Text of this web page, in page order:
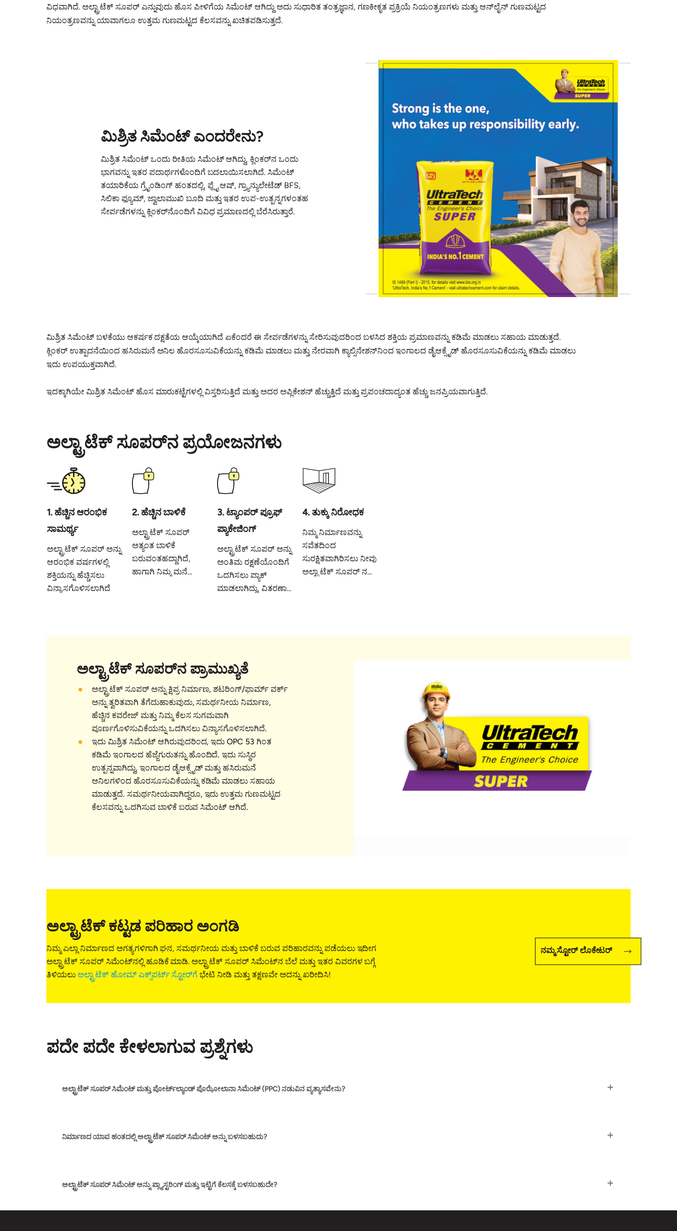
ವಿಧವಾಗಿದೆ. ಅಲ್ಟ್ರಾಟೆಕ್ ಸೂಪರ್ ಎನ್ನುವುದು ಹೊಸ ಪೀಳಿಗೆಯ ಸಿಮೆಂಟ್ ಆಗಿದ್ದು ಅದು ಸುಧಾರಿತ ತಂತ್ರಜ್ಞಾನ, ಗಣಕೀಕೃತ ಪ್ರಕ್ರಿಯೆ ನಿಯಂತ್ರಣಗಳು ಮತ್ತು ಆನ್‌ಲೈನ್ ಗುಣಮಟ್ಟದ
ನಿಯಂತ್ರಣವನ್ನು ಯಾವಾಗಲೂ ಉತ್ತಮ ಗುಣಮಟ್ಟದ ಕೆಲಸವನ್ನು ಖಚಿತಪಡಿಸುತ್ತದೆ.
ಮಿಶ್ರಿತ ಸಿಮೆಂಟ್ ಎಂದರೇನು?
ಮಿಶ್ರಿತ ಸಿಮೆಂಟ್ ಒಂದು ರೀತಿಯ ಸಿಮೆಂಟ್ ಆಗಿದ್ದು, ಕ್ಲಿಂಕರ್‌ನ ಒಂದು
ಭಾಗವನ್ನು ಇತರ ಪದಾರ್ಥಗಳೊಂದಿಗೆ ಬದಲಾಯಿಸಲಾಗಿದೆ. ಸಿಮೆಂಟ್
ತಯಾರಿಕೆಯ ಗ್ರೈಂಡಿಂಗ್ ಹಂತದಲ್ಲಿ, ಫ್ಲೈ ಆಷ್, ಗ್ರ್ಯಾನ್ಯುಲೇಟೆಡ್ BFS,
ಸಿಲಿಕಾ ಫ್ಯೂಮ್, ಜ್ವಾಲಾಮುಖಿ ಬೂದಿ ಮತ್ತು ಇತರ ಉಪ-ಉತ್ಪನ್ನಗಳಂತಹ
ಸೇರ್ಪಡೆಗಳನ್ನು ಕ್ಲಿಂಕರ್‌ನೊಂದಿಗೆ ವಿವಿಧ ಪ್ರಮಾಣದಲ್ಲಿ ಬೆರೆಸಿರುತ್ತಾರೆ.
ಮಿಶ್ರಿತ ಸಿಮೆಂಟ್ ಬಳಕೆಯು ಆಕರ್ಷಕ ದಕ್ಷತೆಯ ಆಯ್ಕೆಯಾಗಿದೆ ಏಕೆಂದರೆ ಈ ಸೇರ್ಪಡೆಗಳನ್ನು ಸೇರಿಸುವುದರಿಂದ ಬಳಸಿದ ಶಕ್ತಿಯ ಪ್ರಮಾಣವನ್ನು ಕಡಿಮೆ ಮಾಡಲು ಸಹಾಯ ಮಾಡುತ್ತದೆ.
ಕ್ಲಿಂಕರ್ ಉತ್ಪಾದನೆಯಿಂದ ಹಸಿರುಮನೆ ಅನಿಲ ಹೊರಸೂಸುವಿಕೆಯನ್ನು ಕಡಿಮೆ ಮಾಡಲು ಮತ್ತು ನೇರವಾಗಿ ಕ್ಯಾಲ್ಸಿನೇಶನ್‌ನಿಂದ ಇಂಗಾಲದ ಡೈಆಕ್ಸೈಡ್ ಹೊರಸೂಸುವಿಕೆಯನ್ನು ಕಡಿಮೆ ಮಾಡಲು
ಇದು ಉಪಯುಕ್ತವಾಗಿದೆ.
ಇದಕ್ಕಾಗಿಯೇ ಮಿಶ್ರಿತ ಸಿಮೆಂಟ್ ಹೊಸ ಮಾರುಕಟ್ಟೆಗಳಲ್ಲಿ ವಿಸ್ತರಿಸುತ್ತಿದೆ ಮತ್ತು ಅದರ ಅಪ್ಲಿಕೇಶನ್ ಹೆಚ್ಚುತ್ತಿದೆ ಮತ್ತು ಪ್ರಪಂಚದಾದ್ಯಂತ ಹೆಚ್ಚು ಜನಪ್ರಿಯವಾಗುತ್ತಿದೆ.
ಅಲ್ಟ್ರಾಟೆಕ್ ಸೂಪರ್‌ನ ಪ್ರಯೋಜನಗಳು
1. ಹೆಚ್ಚಿನ ಆರಂಭಿಕ
ಸಾಮರ್ಥ್ಯ
ಅಲ್ಟ್ರಾಟೆಕ್ ಸೂಪರ್ ಅನ್ನು
ಆರಂಭಿಕ ವರ್ಷಗಳಲ್ಲಿ
ಶಕ್ತಿಯನ್ನು ಹೆಚ್ಚಿಸಲು
ವಿನ್ಯಾಸಗೊಳಿಸಲಾಗಿದೆ
2. ಹೆಚ್ಚಿನ ಬಾಳಿಕೆ
ಅಲ್ಟ್ರಾಟೆಕ್ ಸೂಪರ್
ಅತ್ಯಂತ ಬಾಳಿಕೆ
ಬರುವಂತಹದ್ದಾಗಿದೆ,
ಹಾಗಾಗಿ ನಿಮ್ಮ ಮನೆ
3. ಟ್ಯಾಂಪರ್ ಪ್ರೂಫ್
ಪ್ಯಾಕೇಜಿಂಗ್
ಅಲ್ಟ್ರಾಟೆಕ್ ಸೂಪರ್ ಅನ್ನು
ಅಂತಿಮ ರಕ್ಷಣೆಯೊಂದಿಗೆ
ಒದಗಿಸಲು ಪ್ಯಾಕ್
ಮಾಡಲಾಗಿದ್ದು, ವಿತರಣಾ
4. ತುಕ್ಕು ನಿರೋಧಕ
ನಿಮ್ಮ ನಿರ್ಮಾಣವನ್ನು
ಸವೆತದಿಂದ
ಸುರಕ್ಷಿತವಾಗಿರಿಸಲು ನೀವು
ಅಲ್ಟ್ರಾಟೆಕ್ ಸೂಪರ್ ನ
ಅಲ್ಟ್ರಾಟೆಕ್ ಸೂಪರ್‌ನ ಪ್ರಾಮುಖ್ಯತೆ
ಅಲ್ಟ್ರಾಟೆಕ್ ಸೂಪರ್ ಅನ್ನು ಕ್ಷಿಪ್ರ ನಿರ್ಮಾಣ, ಶಟರಿಂಗ್/ಫಾರ್ಮ್ ವರ್ಕ್
ಅನ್ನು ತ್ವರಿತವಾಗಿ ತೆಗೆದುಹಾಕುವುದು, ಸಮರ್ಥನೀಯ ನಿರ್ಮಾಣ,
ಹೆಚ್ಚಿನ ಕವರೇಜ್ ಮತ್ತು ನಿಮ್ಮ ಕೆಲಸ ಸುಗಮವಾಗಿ
ಪೂರ್ಣಗೊಳಿಸುವಿಕೆಯನ್ನು ಒದಗಿಸಲು ವಿನ್ಯಾಸಗೊಳಿಸಲಾಗಿದೆ.
ಇದು ಮಿಶ್ರಿತ ಸಿಮೆಂಟ್ ಆಗಿರುವುದರಿಂದ, ಇದು OPC 53 ಗಿಂತ
ಕಡಿಮೆ ಇಂಗಾಲದ ಹೆಜ್ಜೆಗುರುತನ್ನು ಹೊಂದಿದೆ. ಇದು ಸುಸ್ಥಿರ
ಉತ್ಪನ್ನವಾಗಿದ್ದು, ಇಂಗಾಲದ ಡೈಆಕ್ಸೈಡ್ ಮತ್ತು ಹಸಿರುಮನೆ
ಅನಿಲಗಳಿಂದ ಹೊರಸೂಸುವಿಕೆಯನ್ನು ಕಡಿಮೆ ಮಾಡಲು ಸಹಾಯ
ಮಾಡುತ್ತದೆ. ಸಮರ್ಥನೀಯವಾಗಿದ್ದರೂ, ಇದು ಉತ್ತಮ ಗುಣಮಟ್ಟದ
ಕೆಲಸವನ್ನು ಒದಗಿಸುವ ಬಾಳಿಕೆ ಬರುವ ಸಿಮೆಂಟ್ ಆಗಿದೆ.
ಅಲ್ಟ್ರಾಟೆಕ್ ಕಟ್ಟಡ ಪರಿಹಾರ ಅಂಗಡಿ
ನಿಮ್ಮ ಎಲ್ಲಾ ನಿರ್ಮಾಣದ ಅಗತ್ಯಗಳಿಗಾಗಿ ಘನ, ಸಮರ್ಥನೀಯ ಮತ್ತು ಬಾಳಿಕೆ ಬರುವ ಪರಿಹಾರವನ್ನು ಪಡೆಯಲು ಇದೀಗ
ಅಲ್ಟ್ರಾಟೆಕ್ ಸೂಪರ್ ಸಿಮೆಂಟ್‌ನಲ್ಲಿ ಹೂಡಿಕೆ ಮಾಡಿ. ಅಲ್ಟ್ರಾಟೆಕ್ ಸೂಪರ್ ಸಿಮೆಂಟ್‌ನ ಬೆಲೆ ಮತ್ತು ಇತರ ವಿವರಗಳ ಬಗ್ಗೆ
ತಿಳಿಯಲು ಅಲ್ಟ್ರಾಟೆಕ್ ಹೋಮ್ ಎಕ್ಸ್‌ಪರ್ಟ್ ಸ್ಟೋರ್‌ಗೆ ಭೇಟಿ ನೀಡಿ ಮತ್ತು ತಕ್ಷಣವೇ ಅದನ್ನು ಖರೀದಿಸಿ!
ನಮ್ಮ ಸ್ಟೋರ್ ಲೊಕೇಟರ್
ಪದೇ ಪದೇ ಕೇಳಲಾಗುವ ಪ್ರಶ್ನೆಗಳು
ಅಲ್ಟ್ರಾಟೆಕ್ ಸೂಪರ್ ಸಿಮೆಂಟ್ ಮತ್ತು ಪೋರ್ಟ್‌ಲ್ಯಾಂಡ್ ಪೊಝೋಲಾನಾ ಸಿಮೆಂಟ್ (PPC) ನಡುವಿನ ವ್ಯತ್ಯಾಸವೇನು?
ನಿರ್ಮಾಣದ ಯಾವ ಹಂತದಲ್ಲಿ ಅಲ್ಟ್ರಾಟೆಕ್ ಸೂಪರ್ ಸಿಮೆಂಟ್ ಅನ್ನು ಬಳಸಬಹುದು?
ಅಲ್ಟ್ರಾಟೆಕ್ ಸೂಪರ್ ಸಿಮೆಂಟ್ ಅನ್ನು ಪ್ಲ್ಯಾಸ್ಟರಿಂಗ್ ಮತ್ತು ಇಟ್ಟಿಗೆ ಕೆಲಸಕ್ಕೆ ಬಳಸಬಹುದೇ?